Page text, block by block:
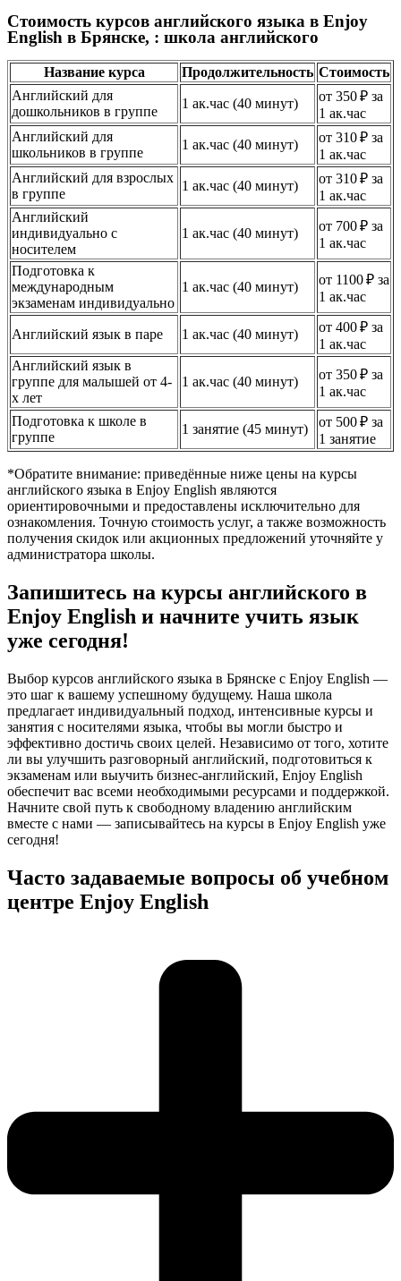
Стоимость курсов английского языка в Enjoy
English в Брянске, : школа английского
Название курса Продолжительность Стоимость
Английский для
дошкольников в группе
1 ак.час (40 минут)
от 350 ₽ за
1 ак.час
Английский для
школьников в группе
1 ак.час (40 минут)
от 310 ₽ за
1 ак.час
Английский для взрослых
в группе
1 ак.час (40 минут)
от 310 ₽ за
1 ак.час
Английский
индивидуально с
носителем
1 ак.час (40 минут)
от 700 ₽ за
1 ак.час
Подготовка к
международным
экзаменам индивидуально
1 ак.час (40 минут)
от 1100 ₽ за
1 ак.час
Английский язык в паре 1 ак.час (40 минут)
от 400 ₽ за
1 ак.час
Английский язык в
группе для малышей от 4-
х лет
1 ак.час (40 минут)
от 350 ₽ за
1 ак.час
Подготовка к школе в
группе
1 занятие (45 минут)
от 500 ₽ за
1 занятие
*Обратите внимание: приведённые ниже цены на курсы
английского языка в Enjoy English являются
ориентировочными и предоставлены исключительно для
ознакомления. Точную стоимость услуг, а также возможность
получения скидок или акционных предложений уточняйте у
администратора школы.
Запишитесь на курсы английского в
Enjoy English и начните учить язык
уже сегодня!
Выбор курсов английского языка в Брянске с Enjoy English —
это шаг к вашему успешному будущему. Наша школа
предлагает индивидуальный подход, интенсивные курсы и
занятия с носителями языка, чтобы вы могли быстро и
эффективно достичь своих целей. Независимо от того, хотите
ли вы улучшить разговорный английский, подготовиться к
экзаменам или выучить бизнес-английский, Enjoy English
обеспечит вас всеми необходимыми ресурсами и поддержкой.
Начните свой путь к свободному владению английским
вместе с нами — записывайтесь на курсы в Enjoy English уже
сегодня!
Часто задаваемые вопросы об учебном
центре Enjoy English